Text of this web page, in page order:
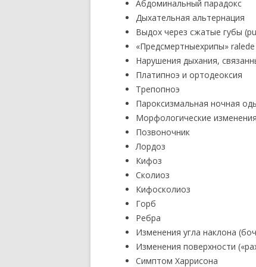
Абдоминальный парадокс
Дыхательная альтернация
Выдох через сжатые губы
«Предсмертныехрипы»
Нарушения дыхания,
Платипноэ и ортодеоксия
Трепопноэ
Пароксизмальная ночная
Морфологические
Позвоночник
Лордоз
Кифоз
Сколиоз
Кифосколиоз
Горб
Ребра
Изменения угла наклона
Изменения поверхности
Симптом Харрисона